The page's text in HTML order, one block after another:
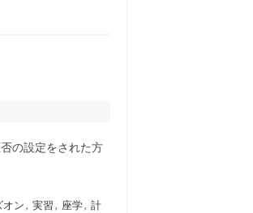
の設定をされた方
オン , 実習 , 座学, 計